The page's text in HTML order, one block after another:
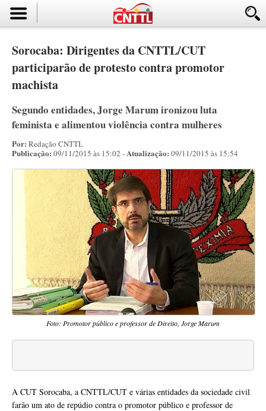
Sorocaba: Dirigentes da CNTTL/CUT
participarão de protesto contra promotor
machista
Segundo entidades, Jorge Marum ironizou luta
feminista e alimentou violência contra mulheres
Por: Redação CNTTL
Publicação: 09/11/2015 às 15:02 -Atualização: 09/11/2015 às 15:54
Foto: Promotor público e professor de Direito, Jorge Marum
A CUT Sorocaba, a CNTTL/CUT e várias entidades da sociedade civil
farão um ato de repúdio contra o promotor público e professor de